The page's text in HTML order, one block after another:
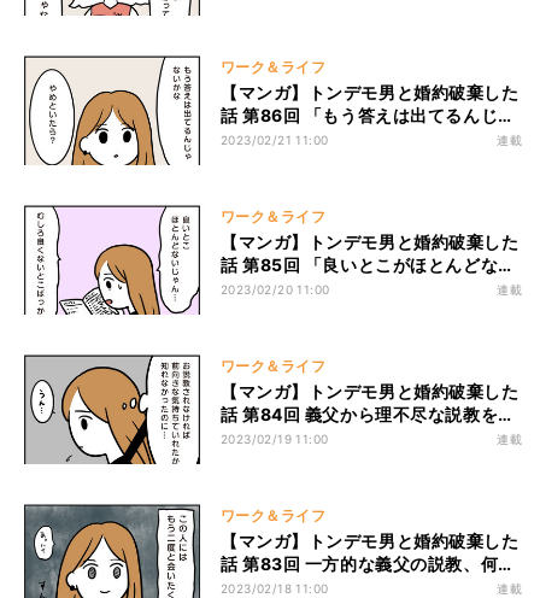
ワーク＆ライフ
【マンガ】トンデモ男と婚約破棄した
話 第86回 「もう答えは出てるんじゃ
ないかな」ノブと共通の友人に相談す
2023/02/21 11:00 連載
ワーク＆ライフ
【マンガ】トンデモ男と婚約破棄した
話 第85回 「良いとこがほとんどな
い」ノブの魅力を書き出すつもりが、
2023/02/20 11:00 連載
ワーク＆ライフ
【マンガ】トンデモ男と婚約破棄した
話 第84回 義父から理不尽な説教をう
けたうみ。その帰り道、ノブはなんと
2023/02/19 11:00 連載
ワーク＆ライフ
【マンガ】トンデモ男と婚約破棄した
話 第83回 一方的な義父の説教、何も
言わない婚約者。うみの味方は誰もい
2023/02/18 11:00 連載